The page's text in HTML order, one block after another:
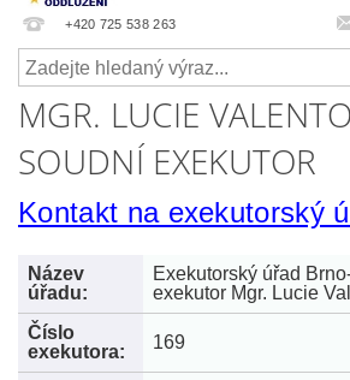
+420 725 538 263
MGR. LUCIE
SOUDNÍ EXEKUTOR
Kontakt na exekutorský
Název
úřadu:
Exekutorský úřad
exekutor Mgr. Lucie
Číslo
exekutora:
169